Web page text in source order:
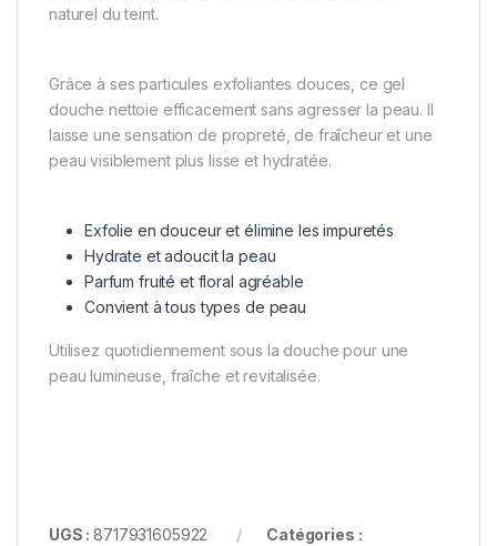
naturel du teint.
Grâce à ses particules exfoliantes douces, ce gel
douche nettoie efficacement sans agresser la peau. Il
laisse une sensation de propreté, de fraîcheur et une
peau visiblement plus lisse et hydratée.
Exfolie en douceur et élimine les impuretés
Hydrate et adoucit la peau
Parfum fruité et floral agréable
Convient à tous types de peau
Utilisez quotidiennement sous la douche pour une
peau lumineuse, fraîche et revitalisée.
UGS :8717931605922
Catégories :